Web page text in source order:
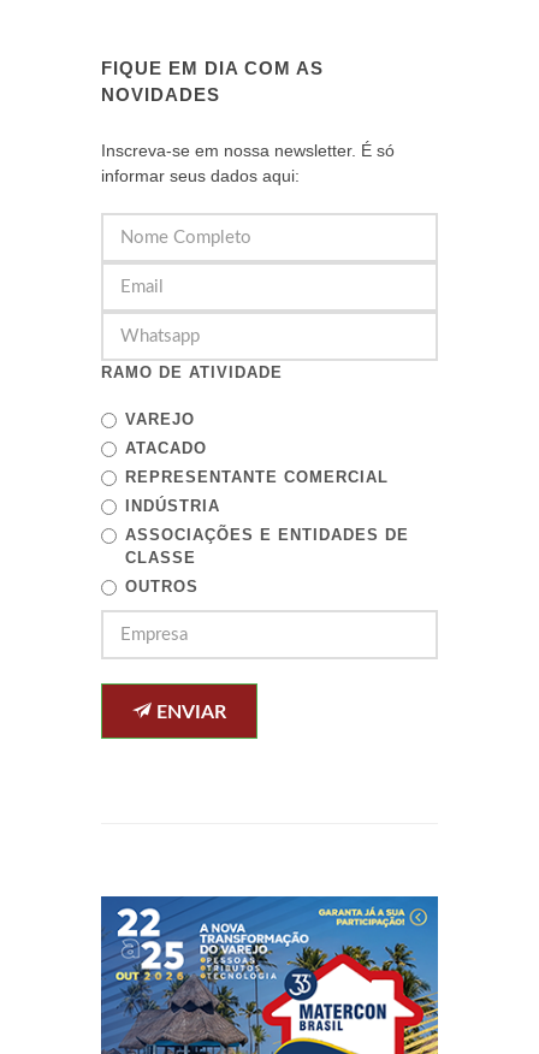
FIQUE EM DIA COM AS
NOVIDADES
Inscreva-se em nossa newsletter. É só
informar seus dados aqui:
RAMO DE ATIVIDADE
VAREJO
ATACADO
REPRESENTANTE COMERCIAL
INDÚSTRIA
ASSOCIAÇÕES E ENTIDADES DE
CLASSE
OUTROS
ENVIAR